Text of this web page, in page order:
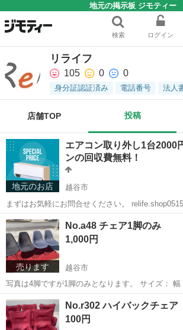
地元の掲示板 ジモティー
検索 ログイン
リライフ
105 0 0
身分証認証済み 電話番号 法人
店舗TOP 投稿
地元のお店
エアコン取り外し1台2000
ンの回収費無料！
越谷市
まずはお気軽にお問合せください。
用の場合別料金かかります。 この道15年のベテラ
素早く作業します！ ご覧いただきありがとうござ
埼玉 越谷市
売ります
No.a48 チェア1脚のみ
1,000円
越谷市
写真は4脚ですが1脚のみとなります。 サイズ： 幅
500mm 高さ：480〜800mm 簡易クリーニング済み 保管品の為多少の
埼玉 越谷市 椅子 杉戸町
No.r302 ハイバックチェア
100円